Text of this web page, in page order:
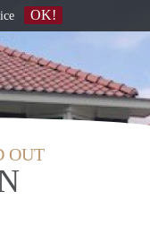
OUT
OK!